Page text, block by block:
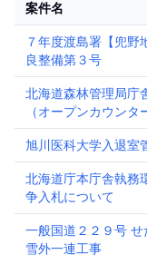
案件名
７年度渡島署【兜野
良整備第３号
北海道森林管理局庁
（オープンカウンタ
旭川医科大学入退室
北海道庁本庁舎執務
争入札について
一般国道２２９号
雪外一連工事